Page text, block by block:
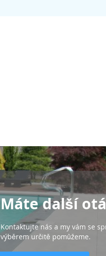
Máte další
Kontaktujte nás a my vám se
výběrem určitě pomůžeme.